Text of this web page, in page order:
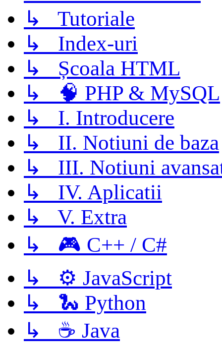
↳ Tutoriale
↳ Index-uri
↳ Școala HTML
↳ 🧠 PHP & MySQL
↳ I. Introducere
↳ II. Notiuni de baza
↳ III. Notiuni
↳ IV. Aplicatii
↳ V. Extra
↳ 🎮 C++ / C#
↳ ⚙️ JavaScript
↳ 🐍 Python
↳ ☕ Java